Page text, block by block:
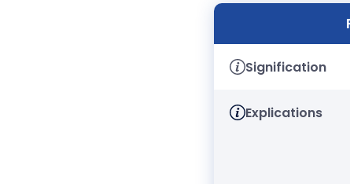
Signification
Explications